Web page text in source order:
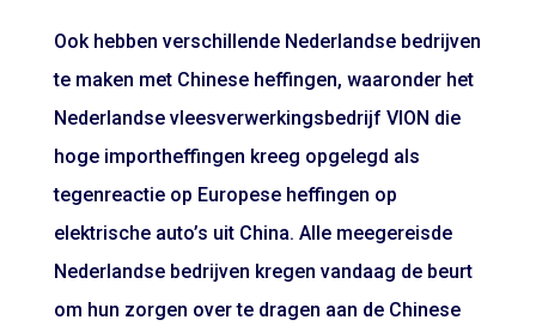
Ook hebben verschillende Nederlandse bedrijven
te maken met Chinese heffingen, waaronder het
Nederlandse vleesverwerkingsbedrijf VION die
hoge importheffingen kreeg opgelegd als
tegenreactie op Europese heffingen op
elektrische auto’s uit China. Alle meegereisde
Nederlandse bedrijven kregen vandaag de beurt
om hun zorgen over te dragen aan de Chinese